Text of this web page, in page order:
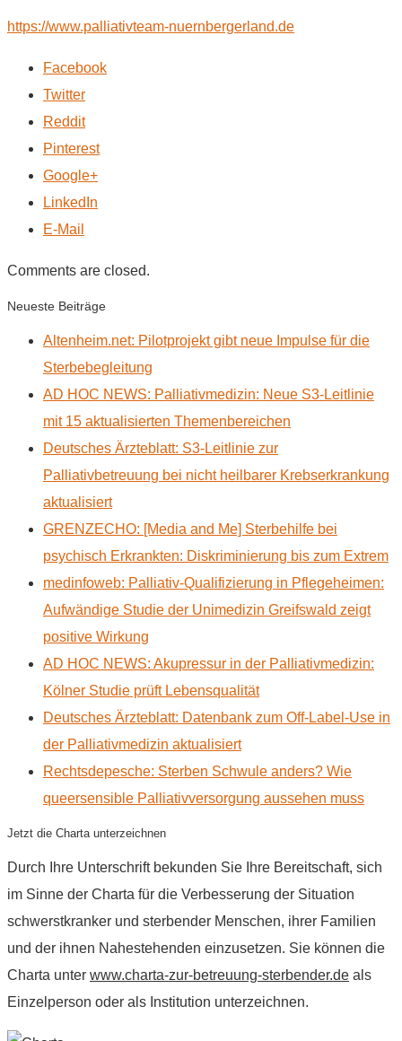
https://www.palliativteam-nuernbergerland.de
Facebook
Twitter
Reddit
Pinterest
Google+
LinkedIn
E-Mail
Comments are closed.
Neueste Beiträge
Altenheim.net: Pilotprojekt gibt neue Impulse für die
Sterbebegleitung
AD HOC NEWS: Palliativmedizin: Neue S3-Leitlinie
mit 15 aktualisierten Themenbereichen
Deutsches Ärzteblatt: S3-Leitlinie zur
Palliativbetreuung bei nicht heilbarer Krebserkrankung
aktualisiert
GRENZECHO: [Media and Me] Sterbehilfe bei
psychisch Erkrankten: Diskriminierung bis zum Extrem
medinfoweb: Palliativ-Qualifizierung in Pflegeheimen:
Aufwändige Studie der Unimedizin Greifswald zeigt
positive Wirkung
AD HOC NEWS: Akupressur in der Palliativmedizin:
Kölner Studie prüft Lebensqualität
Deutsches Ärzteblatt: Datenbank zum Off-Label-Use in
der Palliativmedizin aktualisiert
Rechtsdepesche: Sterben Schwule anders? Wie
queersensible Palliativversorgung aussehen muss
Jetzt die Charta unterzeichnen
Durch Ihre Unterschrift bekunden Sie Ihre Bereitschaft, sich
im Sinne der Charta für die Verbesserung der Situation
schwerstkranker und sterbender Menschen, ihrer Familien
und der ihnen Nahestehenden einzusetzen. Sie können die
Charta unter www.charta-zur-betreuung-sterbender.de als
Einzelperson oder als Institution unterzeichnen.